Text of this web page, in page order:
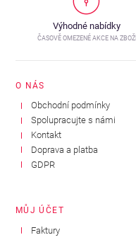
Výhodné nabídky
ČASOVĚ OMEZENÉ AKCE NA ZBOŽÍ
O NÁS
Obchodní podmínky
Spolupracujte s námi
Kontakt
Doprava a platba
GDPR
MŮJ ÚČET
Faktury